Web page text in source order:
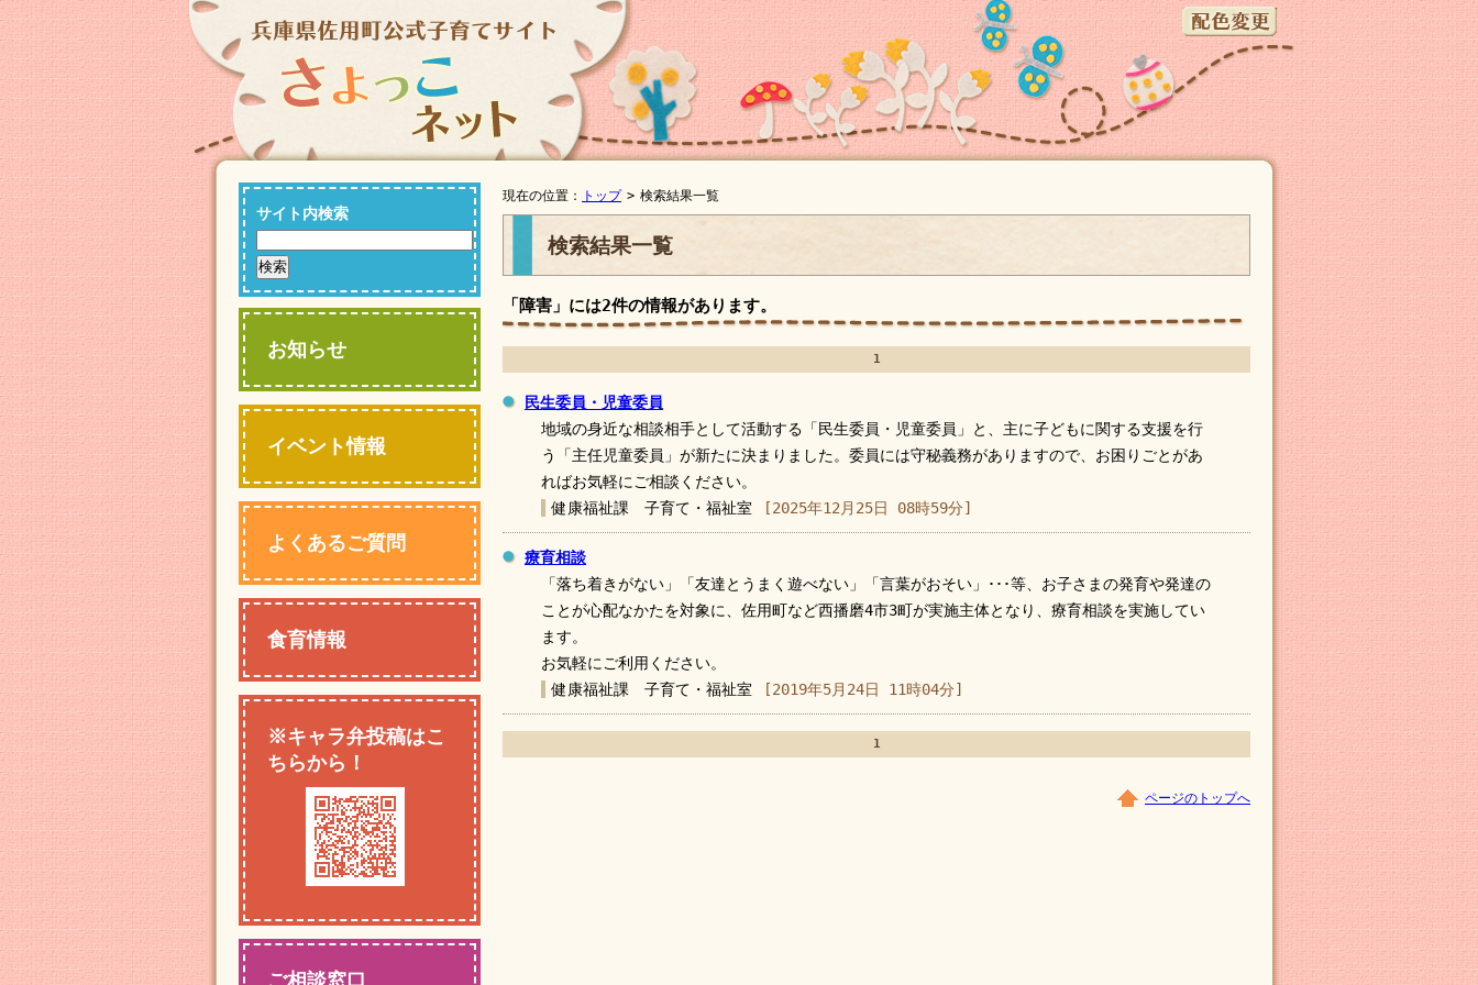
現在の位置： トップ > 検索結果一覧
検索結果一覧
「障害」には2件の情報があります。
1
民生委員・児童委員
地域の身近な相談相手として活動する「民生委員・児童委員」と、主に子どもに関する支援を行
う「主任児童委員」が新たに決まりました。委員には守秘義務がありますので、お困りごとがあ
ればお気軽にご相談ください。
健康福祉課 子育て・福祉室
[2025年12月25日 08時59分]
療育相談
「落ち着きがない」「友達とうまく遊べない」「言葉がおそい」･･･等、お子さまの発育や発達の
ことが心配なかたを対象に、佐用町など西播磨4市3町が実施主体となり、療育相談を実施してい
ます。
お気軽にご利用ください。
健康福祉課 子育て・福祉室
[2019年5月24日 11時04分]
1
ページのトップへ
サイト内検索
お知らせ
イベント情報
よくあるご質問
食育情報
※キャラ弁投稿はこ
ちらから！
ご相談窓口